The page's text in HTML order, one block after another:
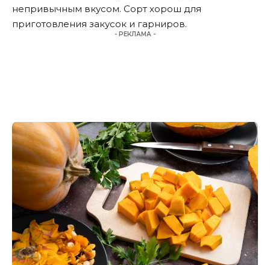
непривычным вкусом. Сорт хорош для
приготовления закусок и гарниров.
- РЕКЛАМА -